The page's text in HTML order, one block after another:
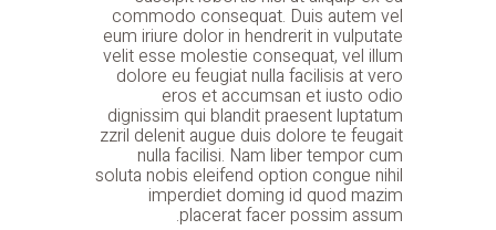
commodo consequat. Duis autem vel
eum iriure dolor in hendrerit in vulputate
velit esse molestie consequat, vel illum
dolore eu feugiat nulla facilisis at vero
eros et accumsan et iusto odio
dignissim qui blandit praesent luptatum
zzril delenit augue duis dolore te feugait
nulla facilisi. Nam liber tempor cum
soluta nobis eleifend option congue nihil
imperdiet doming id quod mazim
placerat facer possim assum.